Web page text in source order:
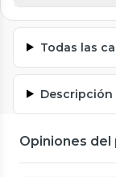
Todas las
Descripción
Opiniones